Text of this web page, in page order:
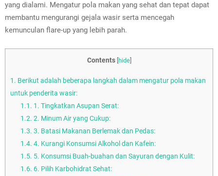
yang dialami. Mengatur pola makan yang sehat dan tepat dapat
membantu mengurangi gejala wasir serta mencegah
kemunculan flare-up yang lebih parah.
Contents hide]
1. Berikut adalah beberapa langkah dalam mengatur pola makan
untuk penderita wasir:
1.1. 1. Tingkatkan Asupan Serat:
1.2. 2. Minum Air yang Cukup:
1.3. 3. Batasi Makanan Berlemak dan Pedas:
1.4. 4. Kurangi Konsumsi Alkohol dan Kafein:
1.5. 5. Konsumsi Buah-buahan dan Sayuran dengan Kulit:
1.6. 6. Pilih Karbohidrat Sehat: